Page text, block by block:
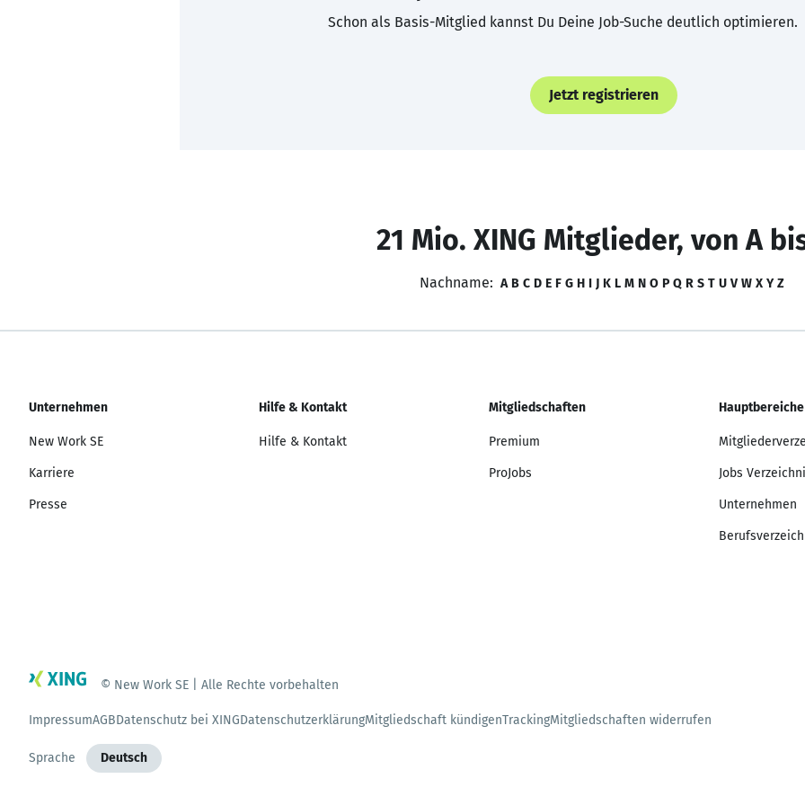
Schon als Basis-Mitglied kannst Du Deine Job-Suche deutlich optimieren.
Jetzt registrieren
21 Mio. XING Mitglieder, von A
Nachname: A B C D E F G H I J K L M N O P Q R S T U V W X Y Z
Unternehmen
New Work SE
Karriere
Presse
Hilfe & Kontakt
Hilfe & Kontakt
Mitgliedschaften
Premium
ProJobs
Hauptbereiche
Jobs
Unternehmen
© New Work SE | Alle Rechte vorbehalten
ImpressumAGBDatenschutz bei XINGDatenschutzerklärungMitgliedschaft kündigenTrackingMitgliedschaften widerrufen
Sprache Deutsch